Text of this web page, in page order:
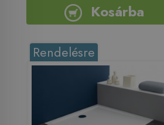
Kosárba
Rendelésre